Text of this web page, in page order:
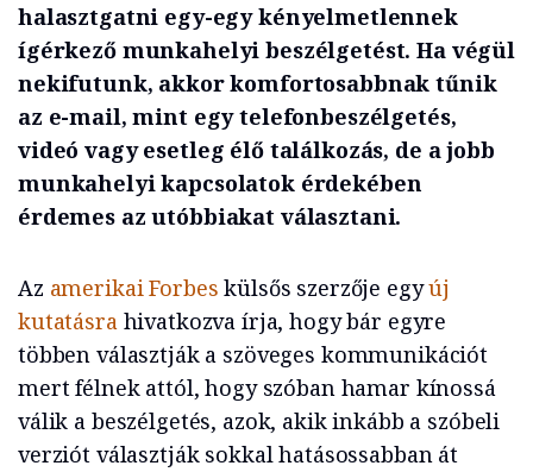
halasztgatni egy-egy kényelmetlennek
ígérkező munkahelyi beszélgetést. Ha végül
nekifutunk, akkor komfortosabbnak tűnik
az e-mail, mint egy telefonbeszélgetés,
videó vagy esetleg élő találkozás, de a jobb
munkahelyi kapcsolatok érdekében
érdemes az utóbbiakat választani.
Az amerikai Forbes külsős szerzője egyúj
kutatásrahivatkozva írja, hogy bár egyre
többen választják a szöveges kommunikációt
mert félnek attól, hogy szóban hamar kínossá
válik a beszélgetés, azok, akik inkább a szóbeli
verziót választják sokkal hatásossabban át